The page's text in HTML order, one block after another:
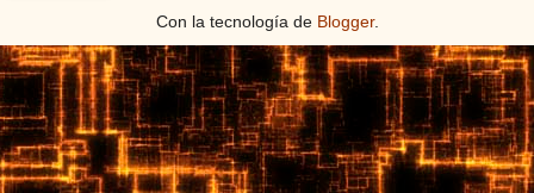
Con la tecnología de Blogger.